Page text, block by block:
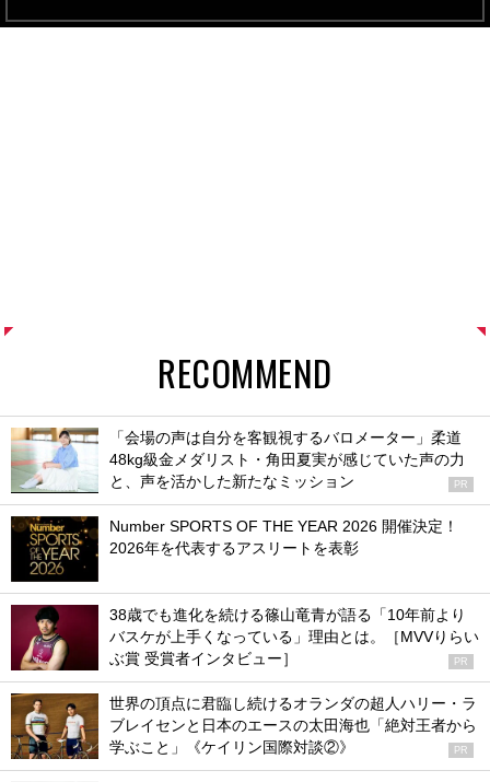
RECOMMEND
「会場の声は自分を客観視するバロメーター」柔道
48kg級金メダリスト・角田夏実が感じていた声の力
と、声を活かした新たなミッション
PR
Number SPORTS OF THE YEAR 2026 開催決定！
2026年を代表するアスリートを表彰
38歳でも進化を続ける篠山竜青が語る「10年前より
バスケが上手くなっている」理由とは。［MVVりらい
ぶ賞 受賞者インタビュー］
PR
世界の頂点に君臨し続けるオランダの超人ハリー・ラ
ブレイセンと日本のエースの太田海也「絶対王者から
学ぶこと」《ケイリン国際対談②》
PR